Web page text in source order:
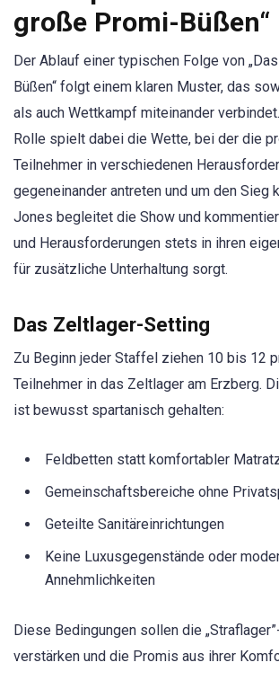
große Promi-Büßen“
Der Ablauf einer typischen Folge von
Büßen“ folgt einem klaren Muster, das
als auch Wettkampf miteinander
Rolle spielt dabei die Wette, bei der die
Teilnehmer in verschiedenen
gegeneinander antreten und um den Sieg
Jones begleitet die Show und
und Herausforderungen stets in ihren
für zusätzliche Unterhaltung sorgt.
Das Zeltlager-Setting
Zu Beginn jeder Staffel ziehen 10 bis 12
Teilnehmer in das Zeltlager am Erzberg.
ist bewusst spartanisch gehalten:
Feldbetten statt komfortabler
Gemeinschaftsbereiche ohne
Geteilte Sanitäreinrichtungen
Keine Luxusgegenstände oder
Annehmlichkeiten
Diese Bedingungen sollen die
verstärken und die Promis aus ihrer